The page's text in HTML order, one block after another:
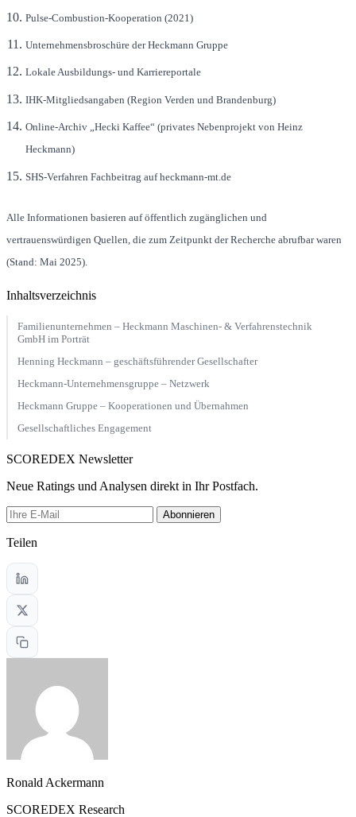
Pulse-Combustion-Kooperation (2021)
Unternehmensbroschüre der Heckmann Gruppe
Lokale Ausbildungs- und Karriereportale
IHK-Mitgliedsangaben (Region Verden und Brandenburg)
Online-Archiv „Hecki Kaffee“ (privates Nebenprojekt von Heinz
Heckmann)
SHS-Verfahren Fachbeitrag auf heckmann-mt.de
Alle Informationen basieren auf öffentlich zugänglichen und
vertrauenswürdigen Quellen, die zum Zeitpunkt der Recherche abrufbar waren
(Stand: Mai 2025).
Inhaltsverzeichnis
Familienunternehmen – Heckmann Maschinen- & Verfahrenstechnik
GmbH im Porträt
Henning Heckmann – geschäftsführender Gesellschafter
Heckmann-Unternehmensgruppe – Netzwerk
Heckmann Gruppe – Kooperationen und Übernahmen
Gesellschaftliches Engagement
SCOREDEX Newsletter
Neue Ratings und Analysen direkt in Ihr Postfach.
Abonnieren
Teilen
Ronald Ackermann
SCOREDEX Research